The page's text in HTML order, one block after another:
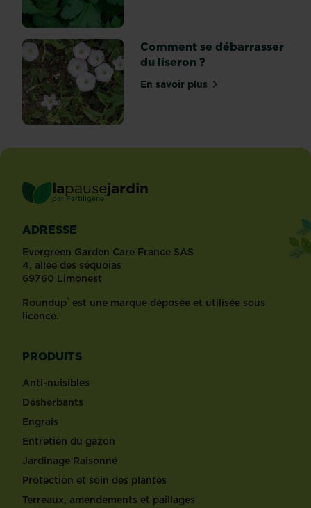
Comment se débarrasser
du liseron ?
En savoir plussur Comment se
lapausejardin
par Fertiligène ®
ADRESSE
Evergreen Garden Care France SAS
4, allée des séquoias
69760 Limonest
Roundup® est une marque déposée et utilisée sous
licence.
PRODUITS
Anti-nuisibles
Désherbants
Engrais
Entretien du gazon
Jardinage Raisonné
Protection et soin des plantes
Terreaux, amendements et paillages